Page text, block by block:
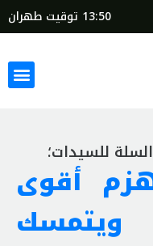
13:50 توقيت طهران
للسيدات؛
أقوى